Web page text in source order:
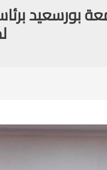
بورسعيد